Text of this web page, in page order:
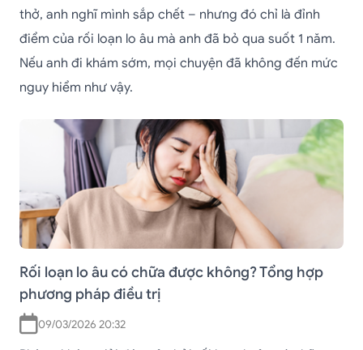
thở, anh nghĩ mình sắp chết – nhưng đó chỉ là đỉnh
điểm của rối loạn lo âu mà anh đã bỏ qua suốt 1 năm.
Nếu anh đi khám sớm, mọi chuyện đã không đến mức
nguy hiểm như vậy.
Rối loạn lo âu có chữa được không? Tổng hợp
phương pháp điều trị
09/03/2026 20:32